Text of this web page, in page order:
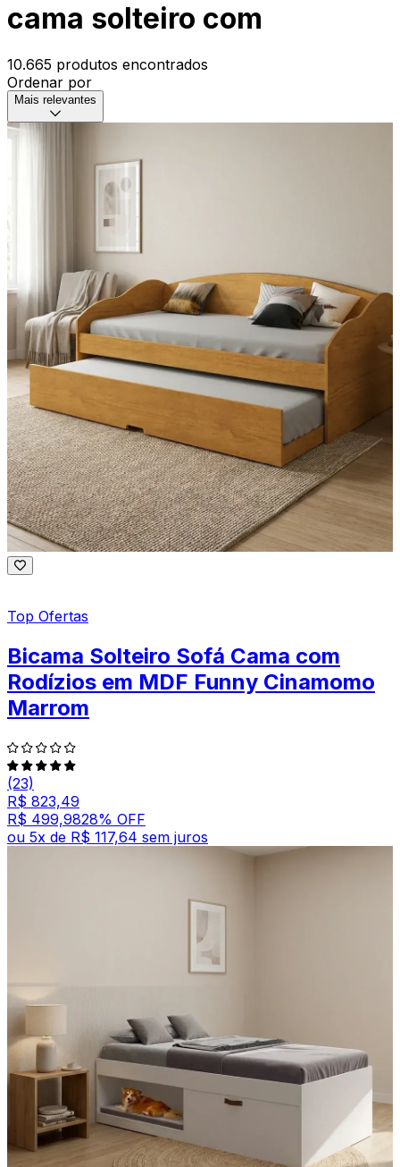
cama solteiro com
10.665 produtos encontrados
Ordenar por
Mais relevantes
Top Ofertas
Bicama Solteiro Sofá Cama com
Rodízios em MDF Funny Cinamomo
Marrom
(23)
R$ 823,49
R$ 499,9828% OFF
ou 5x de R$ 117,64 sem juros